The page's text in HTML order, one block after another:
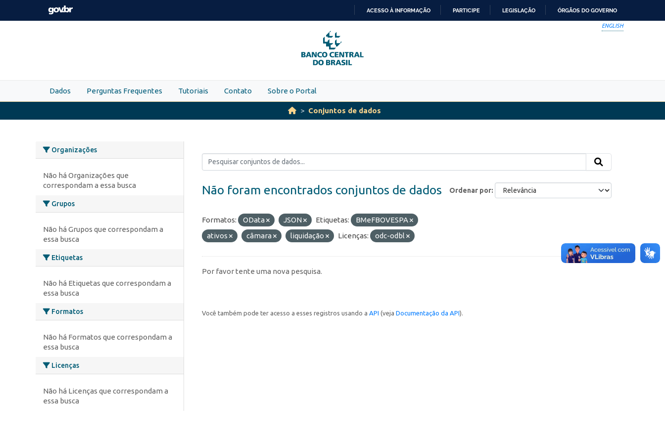
Skip to main content
PARA
O
CONTEÚDO
ACESSO À INFORMAÇÃO PARTICIPE LEGISLAÇÃO ÓRGÃOS DO GOVERNO
ENGLISH
Dados Perguntas Frequentes Tutoriais Contato Sobre o Portal
Conjuntos de dados
Organizações
Não há Organizações que
correspondam a essa busca
Grupos
Não há Grupos que correspondam a
essa busca
Etiquetas
Não há Etiquetas que correspondam a
essa busca
Formatos
Não há Formatos que correspondam a
essa busca
Licenças
Não há Licenças que correspondam a
essa busca
Ordenar por
Não foram encontrados conjuntos de dados
Formatos: OData JSON Etiquetas:
BMeFBOVESPA
ativos
câmara liquidação Licenças: odc-odbl
Por favor tente uma nova pesquisa.
Você também pode ter acesso a esses registros usando a API (veja Documentação da API).